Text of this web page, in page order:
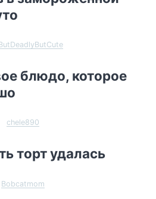
блюдо, которое
chele890
торт удалась
Bobcatmom